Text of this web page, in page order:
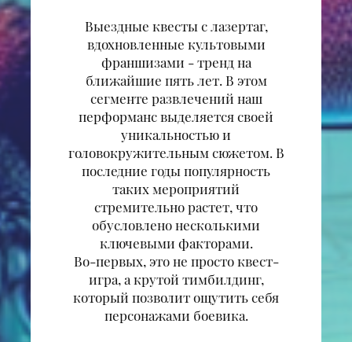
Выездные квесты с лазертаг,
вдохновленные культовыми
франшизами - тренд на
ближайшие пять лет. В этом
сегменте развлечений наш
перформанс выделяется своей
уникальностью и
головокружительным сюжетом. В
последние годы популярность
таких мероприятий
стремительно растет, что
обусловлено несколькими
ключевыми факторами.
Во-первых, это не просто квест-
игра, а крутой тимбилдинг,
который позволит ощутить себя
персонажами боевика.